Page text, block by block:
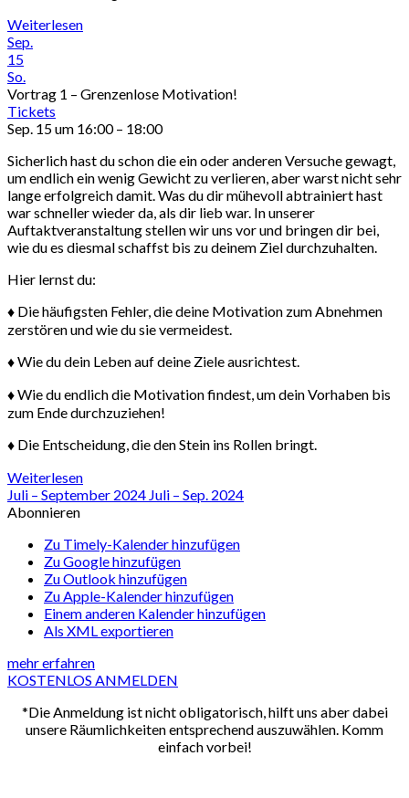
Weiterlesen
Sep.
15
So.
Vortrag 1 – Grenzenlose Motivation!
Tickets
Sep. 15 um 16:00 – 18:00
Sicherlich hast du schon die ein oder anderen Versuche gewagt,
um endlich ein wenig Gewicht zu verlieren, aber warst nicht sehr
lange erfolgreich damit. Was du dir mühevoll abtrainiert hast
war schneller wieder da, als dir lieb war. In unserer
Auftaktveranstaltung stellen wir uns vor und bringen dir bei,
wie du es diesmal schaffst bis zu deinem Ziel durchzuhalten.
Hier lernst du:
♦ Die häufigsten Fehler, die deine Motivation zum Abnehmen
zerstören und wie du sie vermeidest.
♦ Wie du dein Leben auf deine Ziele ausrichtest.
♦ Wie du endlich die Motivation findest, um dein Vorhaben bis
zum Ende durchzuziehen!
♦ Die Entscheidung, die den Stein ins Rollen bringt.
Weiterlesen
Juli – September 2024 Juli – Sep. 2024
Abonnieren
Zu Timely-Kalender hinzufügen
Zu Google hinzufügen
Zu Outlook hinzufügen
Zu Apple-Kalender hinzufügen
Einem anderen Kalender hinzufügen
Als XML exportieren
mehr erfahren
KOSTENLOS ANMELDEN
*Die Anmeldung ist nicht obligatorisch, hilft uns aber dabei
unsere Räumlichkeiten entsprechend auszuwählen. Komm
einfach vorbei!